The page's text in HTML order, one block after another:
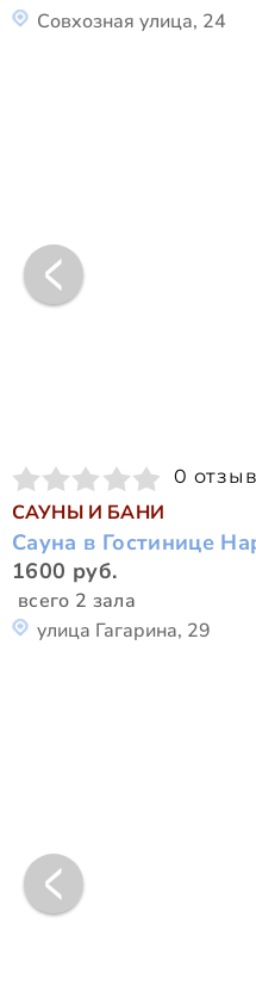
Совхозная улица, 24
0
САУНЫ И БАНИ
Сауна в Гостинице
1600 руб.
всего 2 зала
улица Гагарина, 29